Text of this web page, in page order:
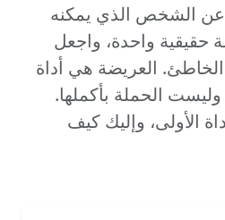
عن الشخص الذي يمكنه
حقيقية واحدة، واجعل
العريضة هي أداة
الحملة بأكملها.
الأولى، وإليك كيف